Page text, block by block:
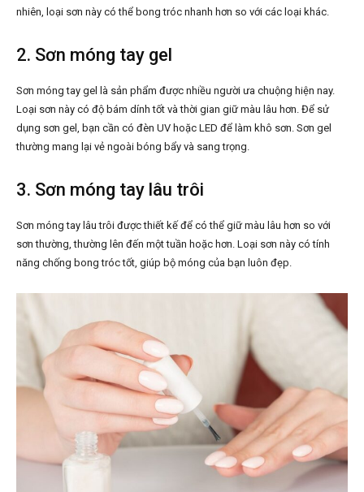
nhiên, loại sơn này có thể bong tróc nhanh hơn so với các loại khác.
2. Sơn móng tay gel
Sơn móng tay gel là sản phẩm được nhiều người ưa chuộng hiện nay.
Loại sơn này có độ bám dính tốt và thời gian giữ màu lâu hơn. Để sử
dụng sơn gel, bạn cần có đèn UV hoặc LED để làm khô sơn. Sơn gel
thường mang lại vẻ ngoài bóng bẩy và sang trọng.
3. Sơn móng tay lâu trôi
Sơn móng tay lâu trôi được thiết kế để có thể giữ màu lâu hơn so với
sơn thường, thường lên đến một tuần hoặc hơn. Loại sơn này có tính
năng chống bong tróc tốt, giúp bộ móng của bạn luôn đẹp.